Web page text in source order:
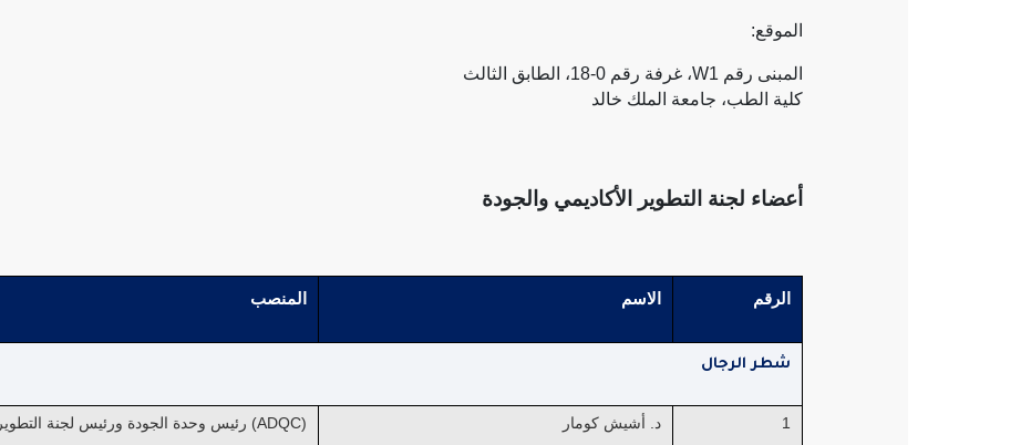
الموقع:
المبنى رقم W1، غرفة رقم 0-18، الطابق الثالث
كلية الطب، جامعة الملك خالد
أعضاء لجنة التطوير الأكاديمي والجودة
الرقم الاسم المنصب
شطر الرجال
1 د. أشيش كومار رئيس وحدة الجودة ورئيس لجنة التطوير الأكاديمي والجودة (ADQC)